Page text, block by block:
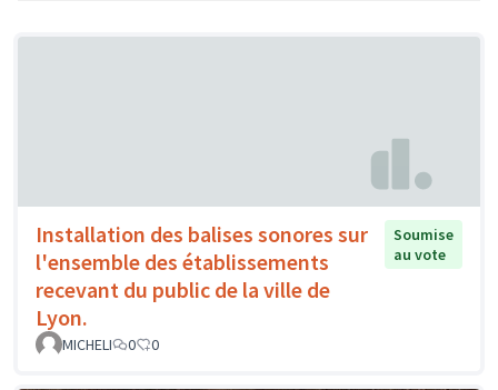
Installation des balises sonores sur
l'ensemble des établissements
recevant du public de la ville de
Lyon.
Soumise
au vote
MICHELI 0 0